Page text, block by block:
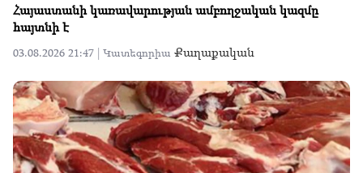
Հայաստանի կառավարության ամբողջական կազմը
հայտնի է
03.08.2026 21:47 | Կատեգորիա Քաղաքական